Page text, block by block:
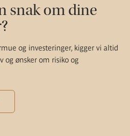
snak om dine
og investeringer, kigger vi altid
og ønsker om risiko og